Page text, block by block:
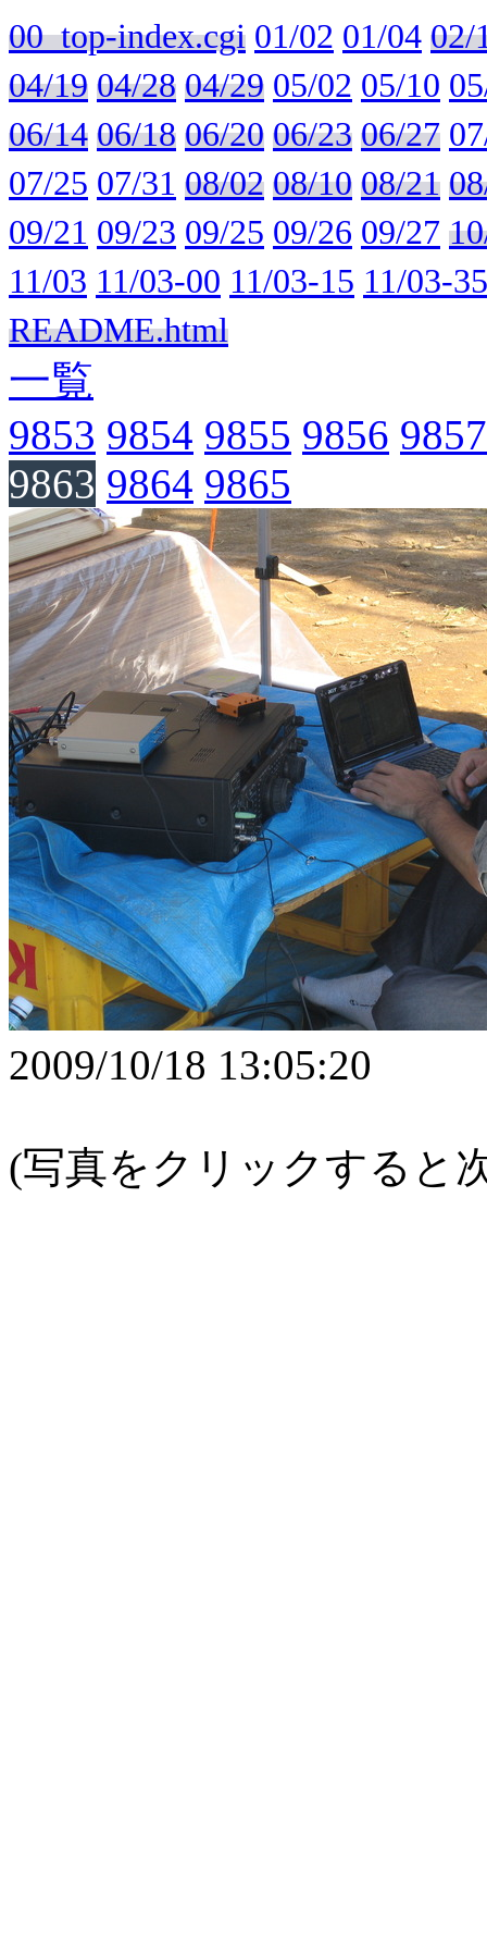
00_top-index.cgi 01/02 01/04 02/
04/19 04/28 04/29 05/02 05/10
06/14 06/18 06/20 06/23 06/27
07/25 07/31 08/02 08/10 08/21
09/21 09/23 09/25 09/26 09/27
11/03 11/03-00 11/03-15 11/03-35
README.html
一覧
9853 9854 9855 9856 9857
9863 9864 9865
2009/10/18 13:05:20
(写真をクリックすると